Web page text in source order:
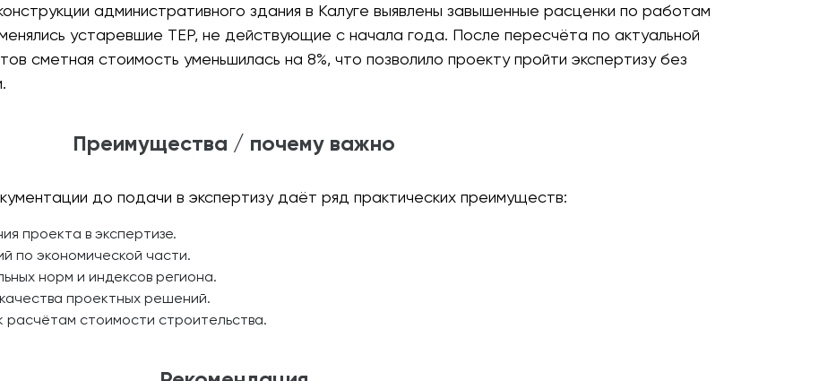
административного здания в Калуге выявлены завышенные расценки по работам
устаревшие ТЕР, не действующие с начала года. После пересчёта по актуальной
сметная стоимость уменьшилась на 8%, что позволило проекту пройти экспертизу без
Преимущества / почему важно
до подачи в экспертизу даёт ряд практических преимуществ:
проекта в экспертизе.
по экономической части.
норм и индексов региона.
проектных решений.
расчётам стоимости строительства.